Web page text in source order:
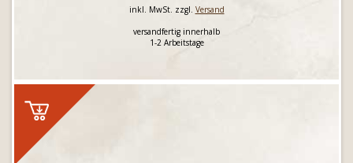
inkl. MwSt. zzgl. Versand
versandfertig innerhalb
1-2 Arbeitstage